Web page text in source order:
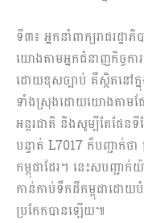
ទី៣៖ អ្នកនាំពាក្យរាជរដ្
យោងតាមអ្នកជំនាញកិច្ចកា
ដោយខុសច្បាប់ គឺស្ថិតនៅក្
ទាំងស្រុងដោយយោងតាមផ
អន្តរជាតិ និងសូម្បីតែផែន
បន្ទាត់ L7017 ក៏បញ្ជាក់ថ
កម្ពុជាដែរ។ នេះសបញ្ជាក់
កាន់កាប់ទឹកដីកម្ពុជាដោ
ប្រកែកបានឡើយ៕